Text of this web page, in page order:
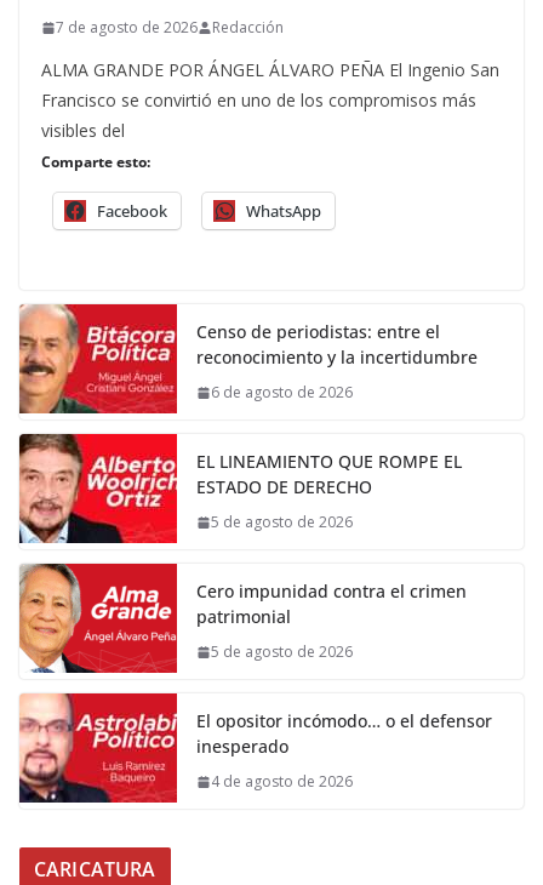
7 de agosto de 2026 Redacción
ALMA GRANDE POR ÁNGEL ÁLVARO PEÑA El Ingenio San
Francisco se convirtió en uno de los compromisos más
visibles del
Comparte esto:
Facebook WhatsApp
Censo de periodistas: entre el
reconocimiento y la incertidumbre
6 de agosto de 2026
EL LINEAMIENTO QUE ROMPE EL
ESTADO DE DERECHO
5 de agosto de 2026
Cero impunidad contra el crimen
patrimonial
5 de agosto de 2026
El opositor incómodo… o el defensor
inesperado
4 de agosto de 2026
CARICATURA